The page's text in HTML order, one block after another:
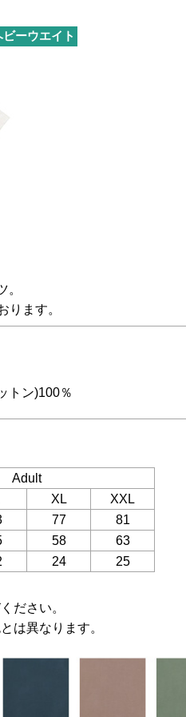
ビーウエイト
。
ります。
トン)100％
Adult
XL
XXL
77
81
58
63
24 25
ださい。
は異なります。